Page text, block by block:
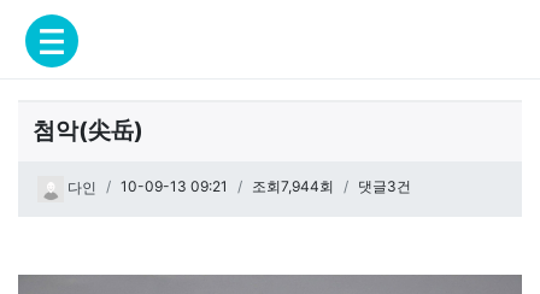
첨악(尖岳)
페이지 정보
다인 작성일
10-09-13 09:21 조회7,944회 댓글3건